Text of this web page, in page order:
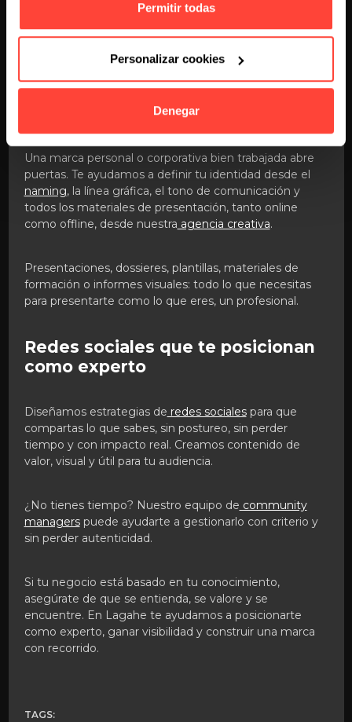
Permitir todas
Personalizar cookies
Denegar
Y si tienes procesos comerciales más largos,
trabajamos con técnicas deinbound salespara
Marca coherente y comunicación
Una marca personal o corporativa bien trabajada abre
puertas. Te ayudamos a definir tu identidad desde el
naming, la línea gráfica, el tono de comunicación y
todos los materiales de presentación, tanto online
como offline, desde nuestra agencia creativa.
Presentaciones, dossieres, plantillas, materiales de
formación o informes visuales: todo lo que necesitas
para presentarte como lo que eres, un profesional.
Redes sociales que te posicionan
como experto
Diseñamos estrategias de redes socialespara que
compartas lo que sabes, sin postureo, sin perder
tiempo y con impacto real. Creamos contenido de
valor, visual y útil para tu audiencia.
¿No tienes tiempo? Nuestro equipo de community
managerspuede ayudarte a gestionarlo con criterio y
sin perder autenticidad.
Si tu negocio está basado en tu conocimiento,
asegúrate de que se entienda, se valore y se
encuentre. En Lagahe te ayudamos a posicionarte
como experto, ganar visibilidad y construir una marca
con recorrido.
TAGS: